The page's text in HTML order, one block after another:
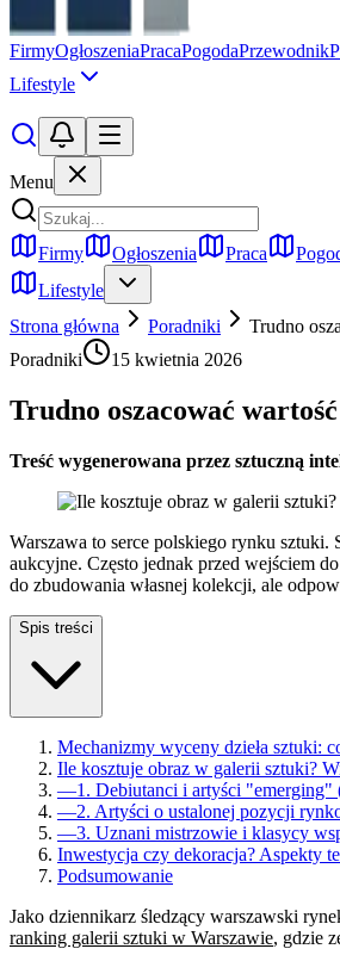
FirmyOgłoszeniaPracaPogodaPrzewodnik
Lifestyle
Menu
Firmy Ogłoszenia Praca
Lifestyle
Strona główna
Poradniki
Trudno
Poradniki
15 kwietnia 2026
Trudno oszacować
Treść wygenerowana przez sztuczną
Warszawa to serce polskiego rynku
aukcyjne. Często jednak przed wejściem
do zbudowania własnej kolekcji, ale
Spis treści
Mechanizmy wyceny dzieła sztuki:
Ile kosztuje obraz w galerii sztuki?
—1. Debiutanci i artyści "emerging"
—2. Artyści o ustalonej pozycji
—3. Uznani mistrzowie i klasycy
Inwestycja czy dekoracja? Aspekty
Podsumowanie
Jako dziennikarz śledzący warszawski
ranking galerii sztuki w Warszawie, gdzie